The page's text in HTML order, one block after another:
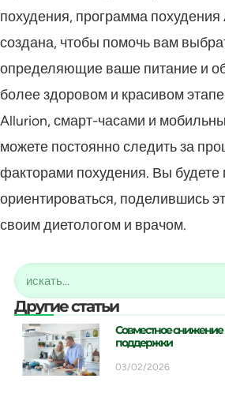
похудения, программа
создана, чтобы помочь вам
определяющие ваше питание и
более здоровом и красивом
Allurion, смарт-часами и
можете постоянно следить за
факторами похудения. Вы будете
ориентироваться, поделившись
своим диетологом и врачом.
Другие статьи
Совместное снижение
поддержки
03/02/2026